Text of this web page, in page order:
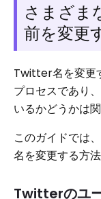
さまざま
前を変更
Twitter名を変更
プロセスであり
いるかどうかは
このガイドでは
名を変更する方
Twitterのユ